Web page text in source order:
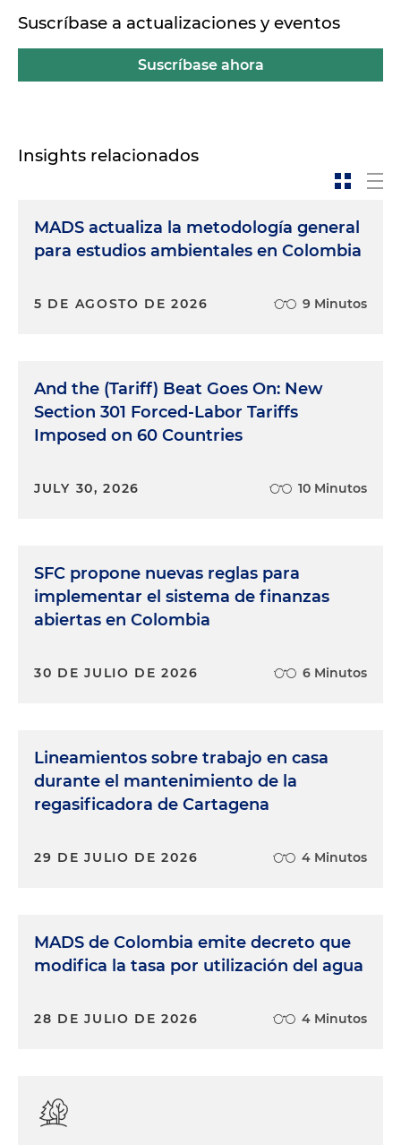
Suscríbase a actualizaciones y eventos
Suscríbase ahora
Insights relacionados
MADS actualiza la metodología general
para estudios ambientales en Colombia
5 DE AGOSTO DE 2026 9 Minutos
And the (Tariff) Beat Goes On: New
Section 301 Forced-Labor Tariffs
Imposed on 60 Countries
JULY 30, 2026 10 Minutos
SFC propone nuevas reglas para
implementar el sistema de finanzas
abiertas en Colombia
30 DE JULIO DE 2026 6 Minutos
Lineamientos sobre trabajo en casa
durante el mantenimiento de la
regasificadora de Cartagena
29 DE JULIO DE 2026 4 Minutos
MADS de Colombia emite decreto que
modifica la tasa por utilización del agua
28 DE JULIO DE 2026 4 Minutos